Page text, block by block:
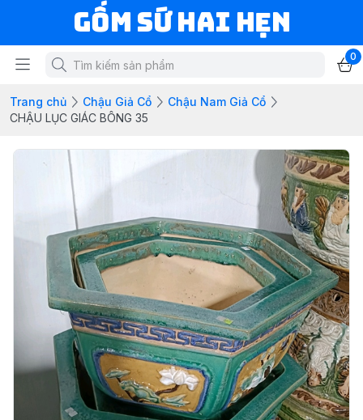
Gốm Sứ Hai Hẹn
0
Trang chủ Chậu Giả Cổ
Chậu Nam Giả Cổ
CHẬU LỤC GIÁC BÔNG 35